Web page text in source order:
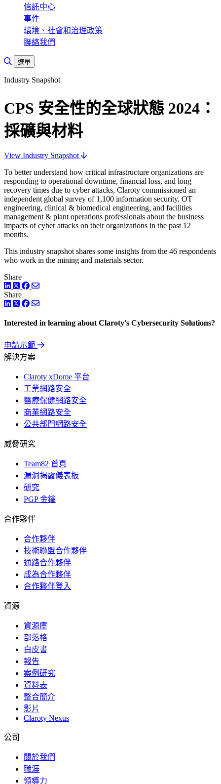
信託中心
事件
環境、社會和治理政策
聯絡我們
切換搜尋
選單
Industry Snapshot
CPS 安全性的全球狀態 2024：
採礦與材料
View Industry Snapshot
To better understand how critical infrastructure organizations are
responding to operational downtime, financial loss, and long
recovery times due to cyber attacks, Claroty commissioned an
independent global survey of 1,100 information security, OT
engineering, clinical & biomedical engineering, and facilities
management & plant operations professionals about the business
impacts of cyber attacks on their organizations in the past 12
months.
This industry snapshot shares some insights from the 46 respondents
who work in the mining and materials sector.
Share
LinkedIn
TwitterFacebook
Share
LinkedIn
TwitterFacebook
Interested in learning about Claroty's Cybersecurity Solutions?
申請示範
解決方案
Claroty xDome 平台
工業網路安全
醫療保健網路安全
商業網路安全
公共部門網路安全
威脅研究
Team82 首頁
漏洞揭露儀表板
研究
PGP 金鑰
合作夥伴
合作夥伴
技術聯盟合作夥伴
通路合作夥伴
成為合作夥伴
合作夥伴登入
資源
資源庫
部落格
白皮書
報告
案例研究
資料表
整合簡介
影片
Claroty Nexus
公司
關於我們
職涯
領導力